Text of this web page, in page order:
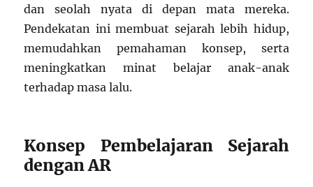
dan seolah nyata di depan mata mereka.
Pendekatan ini membuat sejarah lebih hidup,
memudahkan pemahaman konsep, serta
meningkatkan minat belajar anak-anak
terhadap masa lalu.
Konsep Pembelajaran Sejarah
dengan AR